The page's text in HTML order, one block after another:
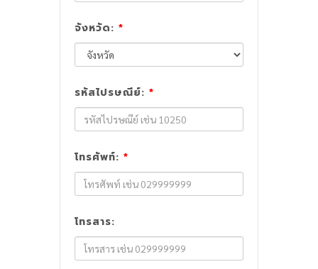
จังหวัด: *
รหัสไปรษณีย์: *
โทรศัพท์: *
โทรสาร: